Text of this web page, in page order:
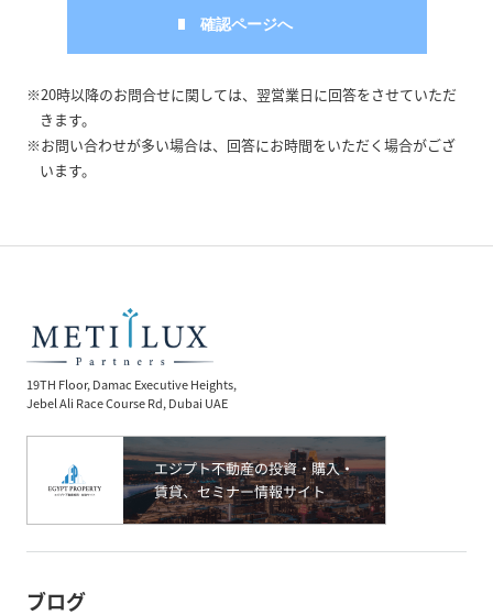
※20時以降のお問合せに関しては、翌営業日に回答をさせていただ
きます。
※お問い合わせが多い場合は、回答にお時間をいただく場合がござ
います。
19TH Floor, Damac Executive Heights,
Jebel Ali Race Course Rd, Dubai UAE
ブログ